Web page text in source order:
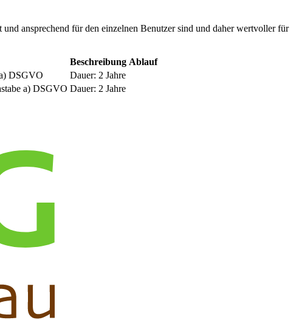
ansprechend für den einzelnen Benutzer sind und daher wertvoller für
Beschreibung Ablauf
DSGVO
Dauer: 2 Jahre
a) DSGVO Dauer: 2 Jahre